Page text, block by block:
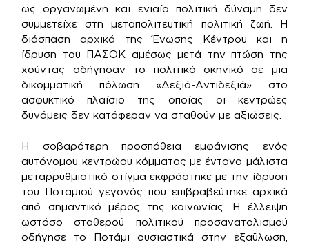
ως οργανωμένη και ενιαία πολιτική δύναμη δεν
συμμετείχε στη μεταπολιτευτική πολιτική ζωή. Η
διάσπαση αρχικά της Ένωσης Κέντρου και η
ίδρυση του ΠΑΣΟΚ αμέσως μετά την πτώση της
χούντας οδήγησαν το πολιτικό σκηνικό σε μια
δικομματική πόλωση «Δεξιά-Αντιδεξιά» στο
ασφυκτικό πλαίσιο της οποίας οι κεντρώες
δυνάμεις δεν κατάφεραν να σταθούν με αξιώσεις.
Η σοβαρότερη προσπάθεια εμφάνισης ενός
αυτόνομου κεντρώου κόμματος με έντονο μάλιστα
μεταρρυθμιστικό στίγμα εκφράστηκε με την ίδρυση
του Ποταμιού γεγονός που επιβραβεύτηκε αρχικά
από σημαντικό μέρος της κοινωνίας. Η έλλειψη
ωστόσο σταθερού πολιτικού προσανατολισμού
οδήγησε το Ποτάμι ουσιαστικά στην εξαΰλωση,